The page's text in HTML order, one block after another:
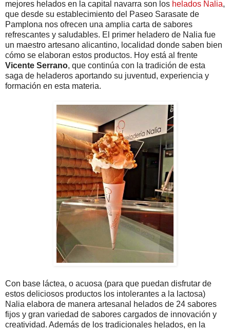
mejores helados en la capital navarra son los helados Nalia,
que desde su establecimiento del Paseo Sarasate de
Pamplona nos ofrecen una amplia carta de sabores
refrescantes y saludables. El primer heladero de Nalia fue
un maestro artesano alicantino, localidad donde saben bien
cómo se elaboran estos productos. Hoy está al frente
Vicente Serrano, que continúa con la tradición de esta
saga de heladeros aportando su juventud, experiencia y
formación en esta materia.
Con base láctea, o acuosa (para que puedan disfrutar de
estos deliciosos productos los intolerantes a la lactosa)
Nalia elabora de manera artesanal helados de 24 sabores
fijos y gran variedad de sabores cargados de innovación y
creatividad. Además de los tradicionales helados, en la